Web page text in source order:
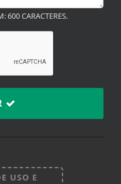
600 CARACTERES.
USO E
com nossos Termos